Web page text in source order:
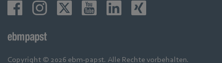
Copyright © 2026 ebm-papst. Alle Rechte vorbehalten.